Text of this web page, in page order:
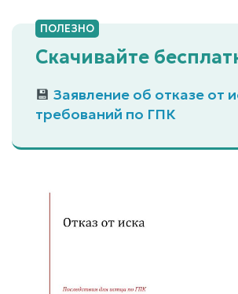
Скачивайте
💾 Заявление об отказе от
требований по ГПК